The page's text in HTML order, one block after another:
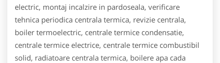
electric, montaj incalzire in pardoseala, verificare
tehnica periodica centrala termica, revizie centrala,
boiler termoelectric, centrale termice condensatie,
centrale termice electrice, centrale termice combustibil
solid, radiatoare centrala termica, boilere apa cada